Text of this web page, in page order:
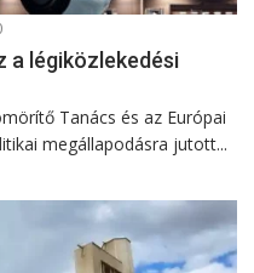
a légiközlekedési
Tanács és az Európai
megállapodásra jutott...